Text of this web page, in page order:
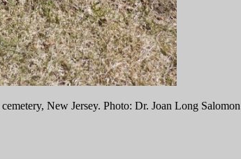
New Jersey. Photo: Dr. Joan Long Salomon